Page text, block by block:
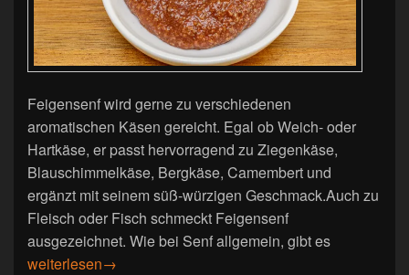
Feigensenf wird gerne zu verschiedenen
aromatischen Käsen gereicht. Egal ob Weich- oder
Hartkäse, er passt hervorragend zu Ziegenkäse,
Blauschimmelkäse, Bergkäse, Camembert und
ergänzt mit seinem süß-würzigen Geschmack.Auch zu
Fleisch oder Fisch schmeckt Feigensenf
ausgezeichnet. Wie bei Senf allgemein, gibt es
Feigensenf
weiterlesen→